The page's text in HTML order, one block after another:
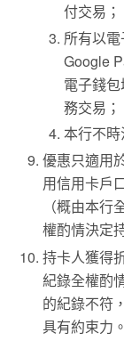
付交易；
所有以
Google
電子錢
務交易；
本行不
優惠只適用
用信用卡戶
（概由本
權酌情決定
持卡人獲得
紀錄全權酌
的紀錄不符
具有約束力。